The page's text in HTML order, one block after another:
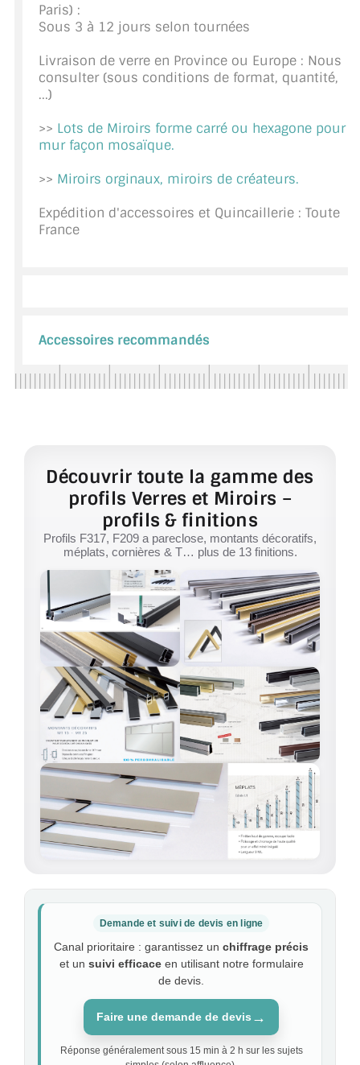
CONSEILS / AIDE
A PROPOS DE LA LIVRAISON
COMPTE PRO
PLAN DU SITE
DÉCONNEXION
NOUS TROUVER - BUC 78
Paris) :
Sous 3 à 12 jours selon tournées
Livraison de verre en Province ou Europe : Nous
consulter (sous conditions de format, quantité,
...)
>> Lots de Miroirs forme carré ou hexagone pour
mur façon mosaïque.
>> Miroirs orginaux, miroirs de créateurs.
Expédition d'accessoires et Quincaillerie : Toute
France
Accessoires recommandés
Découvrir toute la gamme des
profils Verres et Miroirs –
profils & finitions
Profils F317, F209 a pareclose, montants décoratifs,
méplats, cornières & T… plus de 13 finitions.
Demande et suivi de devis en ligne
Canal prioritaire : garantissez un chiffrage précis
et un suivi efficaceen utilisant notre formulaire
de devis.
Faire une demande de devis →
Réponse généralement sous 15 min à 2 h sur les sujets